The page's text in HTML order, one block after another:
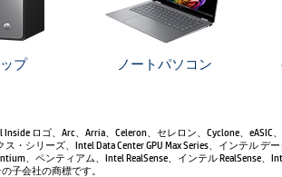
プ ノートパソコン
ロゴ、Arc、Arria、Celeron、セレロン、Cyclone、
・シリーズ、Intel Data Center GPU Max Series、インテル
、ペンティアム、Intel RealSense、インテル RealSense
子会社の商標です。